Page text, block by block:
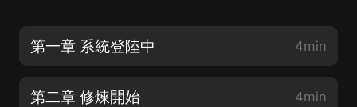
第一章 系統登陸中 4min
第二章 修煉開始 4min